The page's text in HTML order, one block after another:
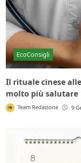
EcoConsigli
Il rituale cinese
molto più salutare
Team Redazione 9